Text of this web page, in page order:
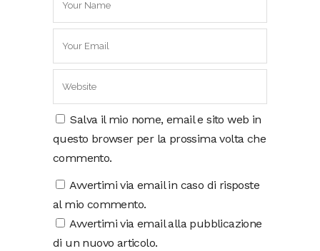
Salva il mio nome, email e sito web in
questo browser per la prossima volta che
commento.
Avvertimi via email in caso di risposte
al mio commento.
Avvertimi via email alla pubblicazione
di un nuovo articolo.